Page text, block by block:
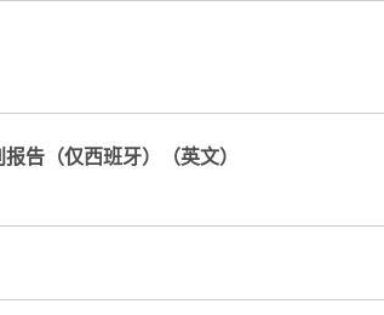
告（仅西班牙）（英文）